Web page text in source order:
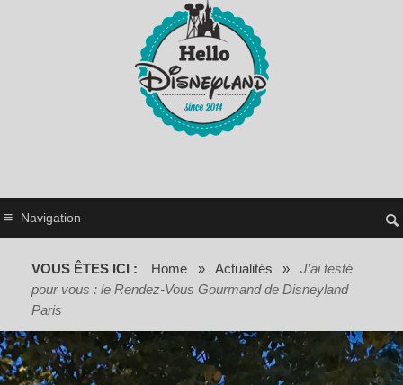
Navigation
VOUS ÊTES ICI : Home » Actualités »
J’ai testé
pour vous : le Rendez-Vous Gourmand de Disneyland
Paris